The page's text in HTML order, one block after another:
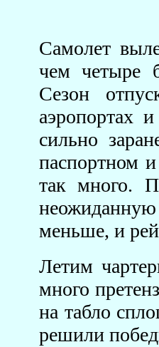
Самолет
чем четыре
Сезон
аэропортах
сильно
паспортном
так много.
меньше, и
Летим
много
на табло
решили